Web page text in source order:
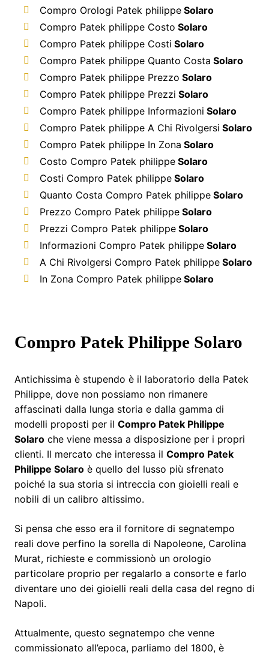
Compro Orologi Patek philippe Solaro
Compro Patek philippe Costo Solaro
Compro Patek philippe Costi Solaro
Compro Patek philippe Quanto Costa Solaro
Compro Patek philippe Prezzo Solaro
Compro Patek philippe Prezzi Solaro
Compro Patek philippe Informazioni Solaro
Compro Patek philippe A Chi Rivolgersi Solaro
Compro Patek philippe In Zona Solaro
Costo Compro Patek philippe Solaro
Costi Compro Patek philippe Solaro
Quanto Costa Compro Patek philippe Solaro
Prezzo Compro Patek philippe Solaro
Prezzi Compro Patek philippe Solaro
Informazioni Compro Patek philippe Solaro
A Chi Rivolgersi Compro Patek philippe Solaro
In Zona Compro Patek philippe Solaro
Compro Patek Philippe Solaro
Antichissima è stupendo è il laboratorio della Patek
Philippe, dove non possiamo non rimanere
affascinati dalla lunga storia e dalla gamma di
modelli proposti per il Compro Patek Philippe
Solaro che viene messa a disposizione per i propri
clienti. Il mercato che interessa il Compro Patek
Philippe Solaro è quello del lusso più sfrenato
poiché la sua storia si intreccia con gioielli reali e
nobili di un calibro altissimo.
Si pensa che esso era il fornitore di segnatempo
reali dove perfino la sorella di Napoleone, Carolina
Murat, richieste e commissionò un orologio
particolare proprio per regalarlo a consorte e farlo
diventare uno dei gioielli reali della casa del regno di
Napoli.
Attualmente, questo segnatempo che venne
commissionato all’epoca, parliamo del 1800, è